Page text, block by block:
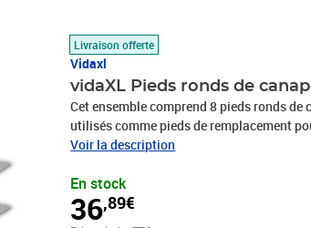
Livraison offerte
Vidaxl
vidaXL Pieds ronds de
Cet ensemble comprend 8 pieds ronds
utilisés comme pieds de remplacement
canapé un look frais et moderne. Ces
sont très robustes et stables.
chroméMatériau du tube : FerDimensions
hauteur)Diamètre du pied : 70 mmTrès
Voir la description
En stock
36,89€
Prix 36,89€